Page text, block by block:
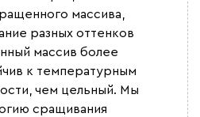
массива,
разных оттенков
массив более
к температурным
чем цельный. Мы
сращивания